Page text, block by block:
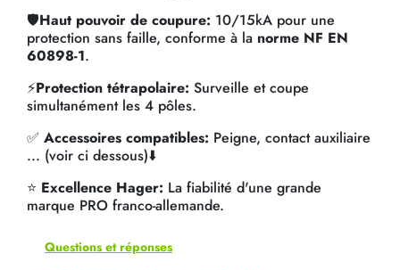
🛡️Haut pouvoir de coupure: 10/15kA pour une
protection sans faille, conforme à la norme NF EN
60898-1.
⚡Protection tétrapolaire: Surveille et coupe
simultanément les 4 pôles.
✅ Accessoires compatibles: Peigne, contact auxiliaire
... (voir ci dessous)⬇️
⭐ Excellence Hager: La fiabilité d'une grande
marque PRO franco-allemande.
Questions et réponses